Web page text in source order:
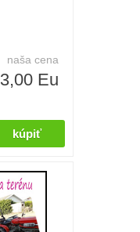
naša cena
3,00 Eu